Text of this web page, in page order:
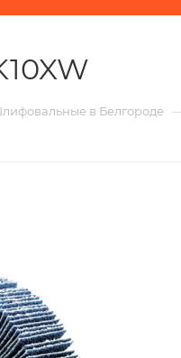
в Белгороде